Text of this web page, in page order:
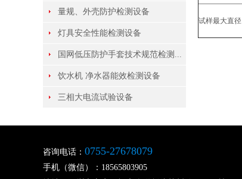
量规、外壳防护检测设备
灯具安全性能检测设备
国网低压防护手套技术规范检测...
饮水机 净水器能效检测设备
三相大电流试验设备
试样最大直径
咨询电话： 0755-27678079
手机（微信）：18565803905